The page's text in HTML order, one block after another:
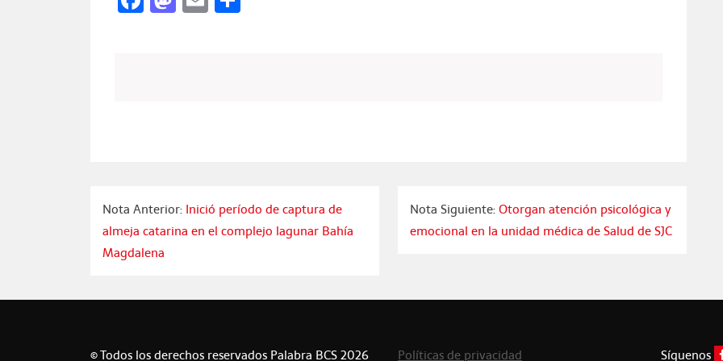
Nota Anterior: Inició período de captura de
almeja catarina en el complejo lagunar Bahía
Magdalena
Nota Siguiente:Otorgan atención psicológica y
emocional en la unidad médica de Salud de SJC
© Todos los derechos reservados Palabra BCS 2026 Políticas de privacidad Síguenos